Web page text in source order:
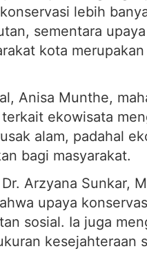
lebih
sementara
kota
Anisa Munthe,
ekowisata
alam, padahal
bagi masyarakat.
Arzyana Sunkar,
upaya
sosial. Ia juga
kesejahteraan